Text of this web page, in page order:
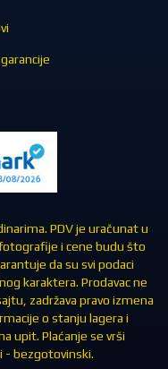
PDV je uračunat u
i cene budu što
da su svi podaci
karaktera. Prodavac ne
zadržava pravo izmena
o stanju lagera i
upit. Plaćanje se vrši
- bezgotovinski.